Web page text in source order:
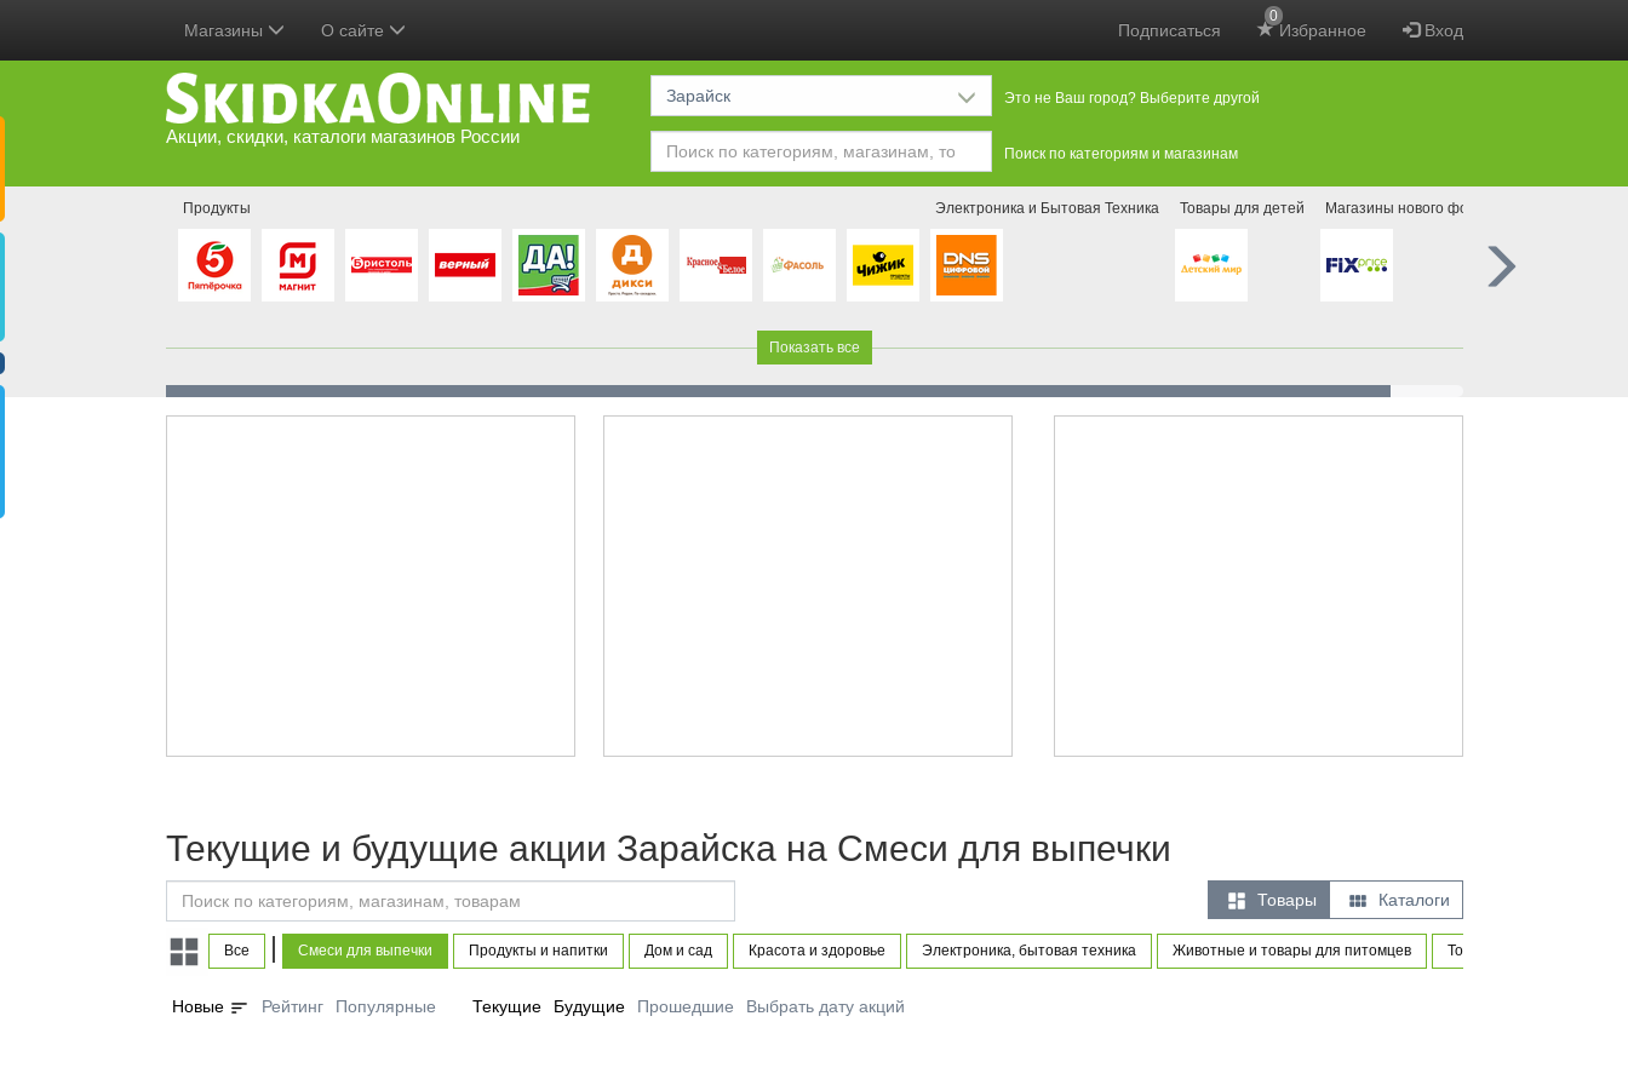
Подписаться Избранное
0
Вход
Магазины О сайте
Акции, скидки, каталоги магазинов России
Зарайск Это не Ваш город? Выберите другой
Поиск по категориям и магазинам
Продукты Электроника и Бытовая Техника Товары для детей Магазины нового формата
Показать все
Текущие и будущие акции Зарайска на Смеси для выпечки
 Товары  Каталоги
Все | Смеси для выпечки Продукты и напитки Дом и сад Красота и здоровье Электроника, бытовая техника Животные и товары для питомцев Товары для
Новые sort Рейтинг Популярные Текущие Будущие Прошедшие Выбрать дату акций